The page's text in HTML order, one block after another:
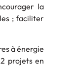
la
; faciliter
à énergie
projets en